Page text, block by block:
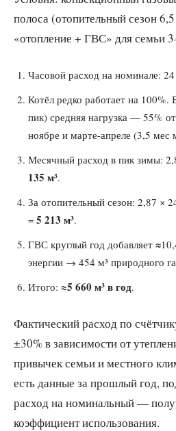
полоса (отопительный сезон
«отопление + ГВС» для семьи
Часовой расход на номинале:
Котёл редко работает на 100%.
пик) средняя нагрузка — 55%
ноябре и марте-апреле (3,5
Месячный расход в пик зимы:
135 м³.
За отопительный сезон: 2,87 ×
= 5 213 м³.
ГВС круглый год добавляет
энергии → 454 м³ природного
Итого: ≈5 660 м³ в год.
Фактический расход по
±30% в зависимости от
привычек семьи и местного
есть данные за прошлый год,
расход на номинальный —
коэффициент использования.